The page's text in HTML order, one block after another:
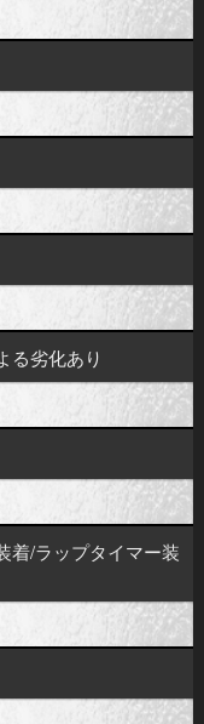
る劣化あり
着/ラップタイマー装